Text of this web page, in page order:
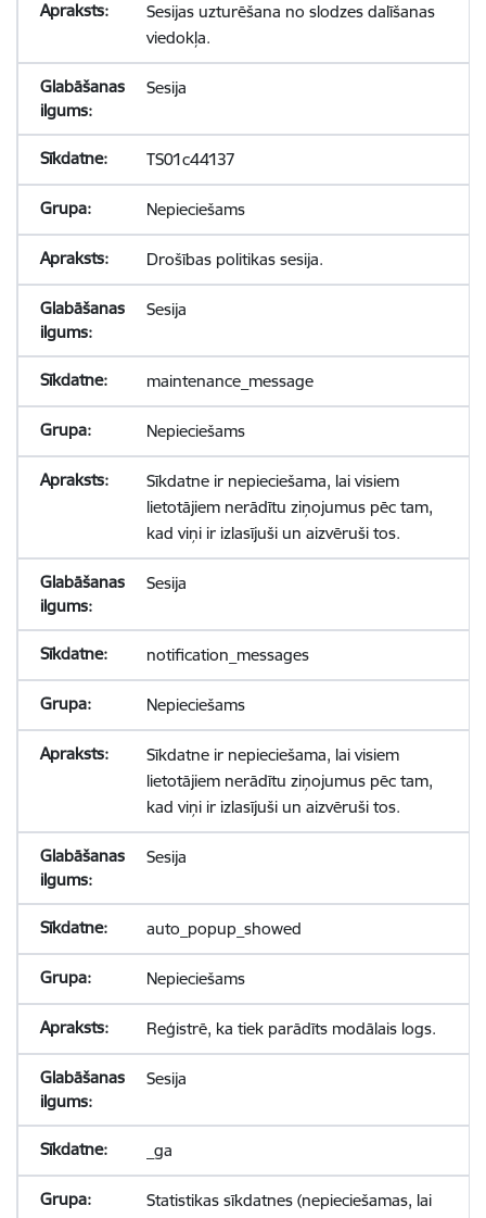
Sesijas uzturēšana no slodzes dalīšanas
viedokļa.
Sesija
TS01c44137
Nepieciešams
Drošības politikas sesija.
Sesija
maintenance_message
Nepieciešams
Sīkdatne ir nepieciešama, lai visiem
lietotājiem nerādītu ziņojumus pēc tam,
kad viņi ir izlasījuši un aizvēruši tos.
Sesija
notification_messages
Nepieciešams
Sīkdatne ir nepieciešama, lai visiem
lietotājiem nerādītu ziņojumus pēc tam,
kad viņi ir izlasījuši un aizvēruši tos.
Sesija
auto_popup_showed
Nepieciešams
Reģistrē, ka tiek parādīts modālais logs.
Sesija
_ga
Statistikas sīkdatnes (nepieciešamas, lai